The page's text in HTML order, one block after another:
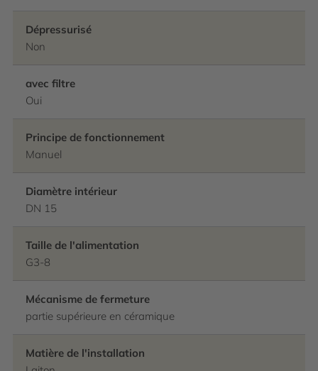
Dépressurisé
Non
avec filtre
Oui
Principe de fonctionnement
Manuel
Diamètre intérieur
DN 15
Taille de l'alimentation
G3-8
Mécanisme de fermeture
partie supérieure en céramique
Matière de l'installation